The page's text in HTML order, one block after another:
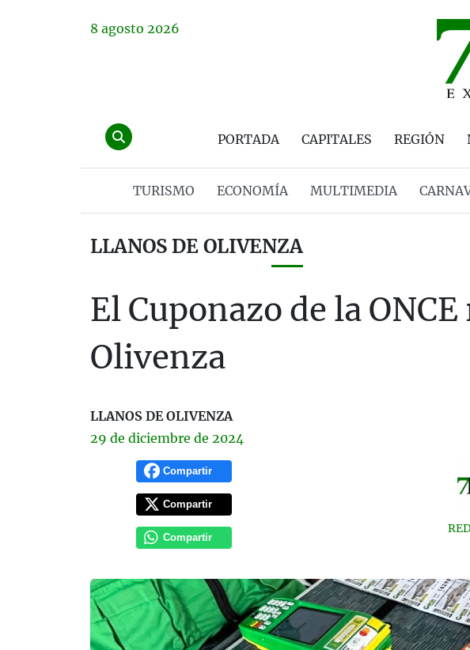
8 agosto 2026
PORTADA CAPITALES REGIÓN
TURISMO ECONOMÍA MULTIMEDIA
LLANOS DE OLIVENZA
El Cuponazo de la
Olivenza
LLANOS DE OLIVENZA
29 de diciembre de 2024
Compartir
Compartir
Compartir